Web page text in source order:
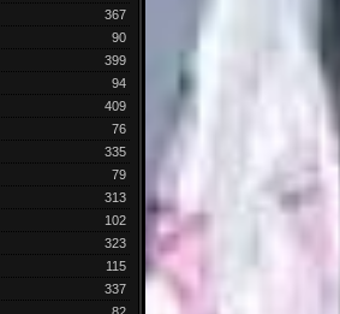
367
90
399
94
409
76
335
79
313
102
323
115
337